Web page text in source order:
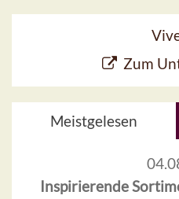
Zum
Meistgelesen
Inspirierende